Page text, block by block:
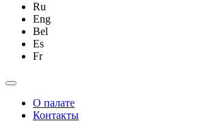
Ru
Eng
Bel
Es
Fr
О палате
Контакты